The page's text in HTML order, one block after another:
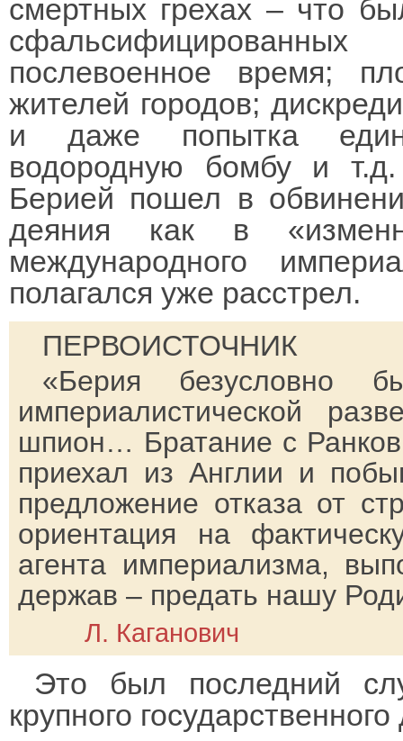
смертных грехах – что
послевоенное время;
жителей городов;
и даже попытка
водородную бомбу и
Берией пошел в
деяния как в
международного
полагался уже расстрел.
ПЕРВОИСТОЧНИК
«Берия безусловно
империалистической
шпион… Братание с
приехал из Англии и
предложение отказа от
ориентация на
агента империализма,
держав – предать нашу
Л. Каганович
Это был последний
крупного